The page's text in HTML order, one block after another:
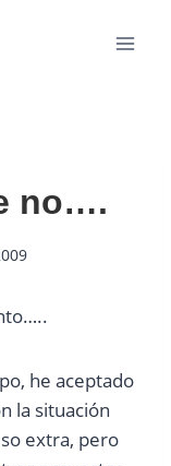
no….
he aceptado
la situación
extra, pero